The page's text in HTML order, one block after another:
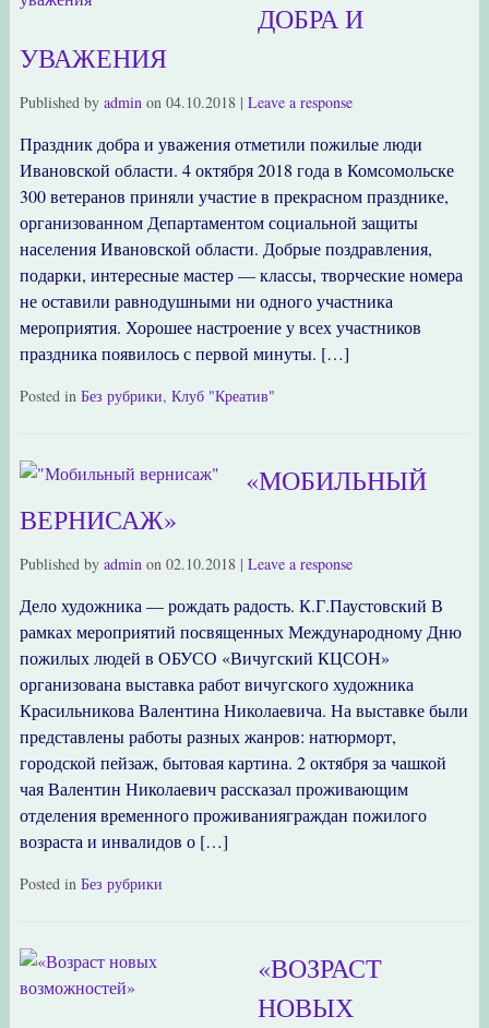
ДОБРА И
УВАЖЕНИЯ
Published by adminon 04.10.2018| Leave a response
Праздник добра и уважения отметили пожилые люди
Ивановской области. 4 октября 2018 года в Комсомольске
300 ветеранов приняли участие в прекрасном празднике,
организованном Департаментом социальной защиты
населения Ивановской области. Добрые поздравления,
подарки, интересные мастер — классы, творческие номера
не оставили равнодушными ни одного участника
мероприятия. Хорошее настроение у всех участников
праздника появилось с первой минуты. […]
Posted in Без рубрики, Клуб "Креатив"
«МОБИЛЬНЫЙ
ВЕРНИСАЖ»
Published by adminon 02.10.2018| Leave a response
Дело художника — рождать радость. К.Г.Паустовский В
рамках мероприятий посвященных Международному Дню
пожилых людей в ОБУСО «Вичугский КЦСОН»
организована выставка работ вичугского художника
Красильникова Валентина Николаевича. На выставке были
представлены работы разных жанров: натюрморт,
городской пейзаж, бытовая картина. 2 октября за чашкой
чая Валентин Николаевич рассказал проживающим
отделения временного проживанияграждан пожилого
возраста и инвалидов о […]
Posted in Без рубрики
«ВОЗРАСТ
НОВЫХ